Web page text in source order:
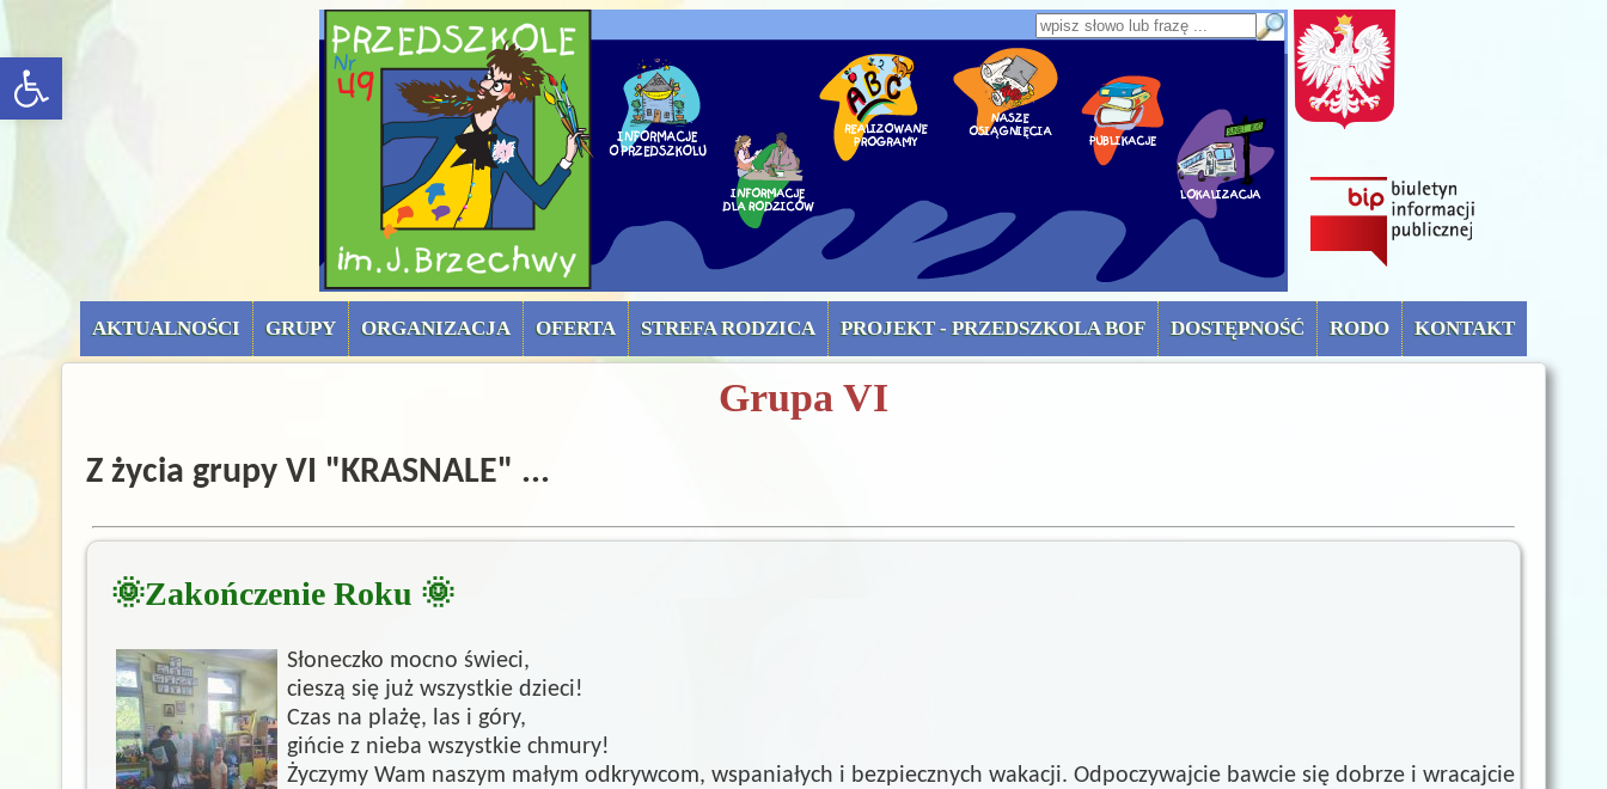
rozwiń/zwiń panel
Wpisz słowo lub frazę
menu górne (uproszczone)
AKTUALNOŚCI GRUPY ORGANIZACJA OFERTA STREFA RODZICA PROJEKT - PRZEDSZKOLA BOF DOSTĘPNOŚĆ RODO KONTAKT
Grupa VI
Z życia grupy VI "KRASNALE" ...
🌞Zakończenie Roku 🌞
Słoneczko mocno świeci,
cieszą się już wszystkie dzieci!
Czas na plażę, las i góry,
gińcie z nieba wszystkie chmury!
Życzymy Wam naszym małym odkrywcom, wspaniałych i bezpiecznych wakacji. Odpoczywajcie bawcie się dobrze i wracajcie